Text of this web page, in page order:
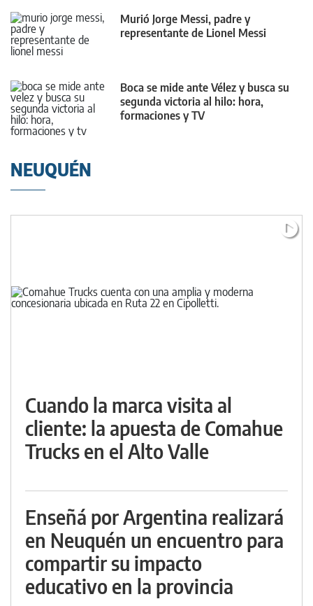
Murió Jorge Messi, padre y
representante de Lionel Messi
Boca se mide ante Vélez y busca su
segunda victoria al hilo: hora,
formaciones y TV
NEUQUÉN
Cuando la marca visita al
cliente: la apuesta de Comahue
Trucks en el Alto Valle
Enseñá por Argentina realizará
en Neuquén un encuentro para
compartir su impacto
educativo en la provincia